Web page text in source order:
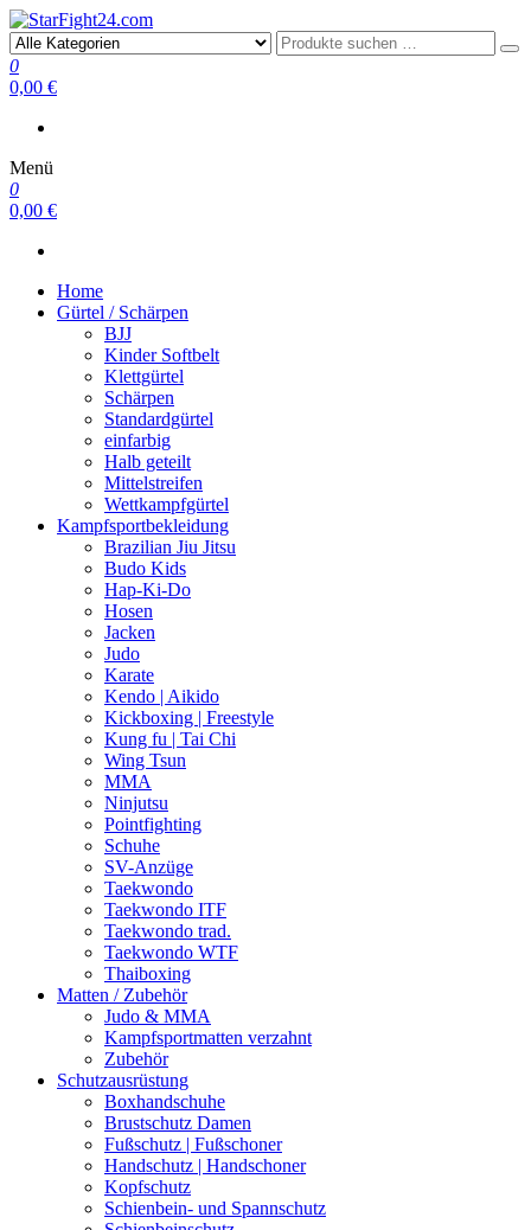
StarFight24.com
Kampfsportartikel
0
0,00 €
Menü
0
0,00 €
Home
Gürtel / Schärpen
BJJ
Kinder Softbelt
Klettgürtel
Schärpen
Standardgürtel
einfarbig
Halb geteilt
Mittelstreifen
Wettkampfgürtel
Kampfsportbekleidung
Brazilian Jiu Jitsu
Budo Kids
Hap-Ki-Do
Hosen
Jacken
Judo
Karate
Kendo | Aikido
Kickboxing | Freestyle
Kung fu | Tai Chi
Wing Tsun
MMA
Ninjutsu
Pointfighting
Schuhe
SV-Anzüge
Taekwondo
Taekwondo ITF
Taekwondo trad.
Taekwondo WTF
Thaiboxing
Matten / Zubehör
Judo & MMA
Kampfsportmatten verzahnt
Zubehör
Schutzausrüstung
Boxhandschuhe
Brustschutz Damen
Fußschutz | Fußschoner
Handschutz | Handschoner
Kopfschutz
Schienbein- und Spannschutz